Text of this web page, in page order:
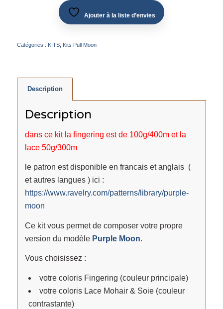
Ajouter à la liste d’envies
Catégories : KITS, Kits Pull Moon
Description
Description
dans ce kit la fingering est de 100g/400m et la
lace 50g/300m
le patron est disponible en francais et anglais (
et autres langues ) ici :
https://www.ravelry.com/patterns/library/purple-
moon
Ce kit vous permet de composer votre propre
version du modèle Purple Moon.
Vous choisissez :
votre coloris Fingering (couleur principale)
votre coloris Lace Mohair & Soie (couleur
contrastante)